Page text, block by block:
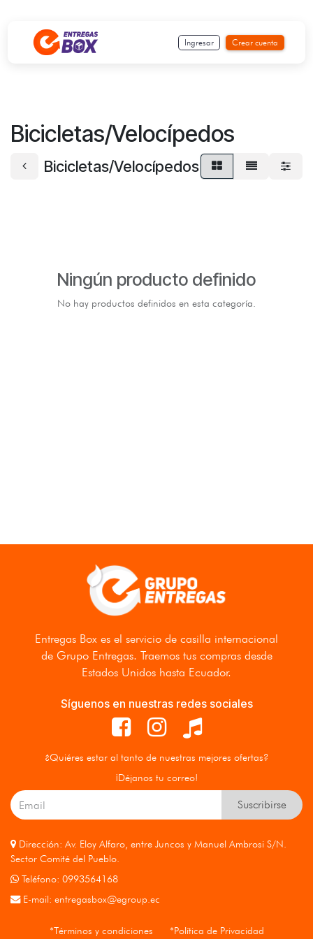
Ingresar Crear cuenta
Bicicletas/Velocípedos
Bicicletas/Velocípedos
Ningún producto definido
No hay productos definidos en esta categoría.
Entregas Box es el servicio de casilla internacional
de Grupo Entregas. Traemos tus compras desde
Estados Unidos hasta Ecuador.
Síguenos en nuestras redes sociales
¿Quiéres estar al tanto de nuestras mejores ofertas?
¡Déjanos tu correo!
Suscribirse
Dirección: Av. Eloy Alfaro, entre Juncos y Manuel Ambrosi S/N.
Sector Comité del Pueblo.
Teléfono: 0993564168
E-mail: entregasbox@egroup.ec
*Términos y condiciones *Política de Privacidad